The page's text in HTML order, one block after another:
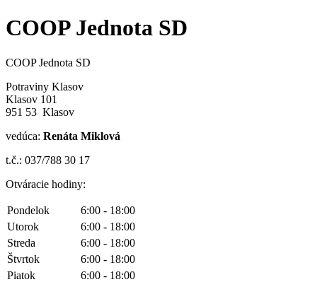
COOP Jednota SD
COOP Jednota SD
Potraviny Klasov
Klasov 101
951 53 Klasov
vedúca: Renáta Miklová
t.č.: 037/788 30 17
Otváracie hodiny:
Pondelok
6:00 - 18:00
Utorok
6:00 - 18:00
Streda
6:00 - 18:00
Štvrtok
6:00 - 18:00
Piatok
6:00 - 18:00